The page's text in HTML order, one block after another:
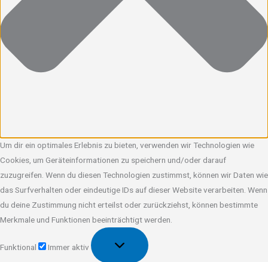
Um dir ein optimales Erlebnis zu bieten, verwenden wir Technologien wie
Cookies, um Geräteinformationen zu speichern und/oder darauf
zuzugreifen. Wenn du diesen Technologien zustimmst, können wir Daten wie
das Surfverhalten oder eindeutige IDs auf dieser Website verarbeiten. Wenn
du deine Zustimmung nicht erteilst oder zurückziehst, können bestimmte
Merkmale und Funktionen beeinträchtigt werden.
Funktional
Immer aktiv